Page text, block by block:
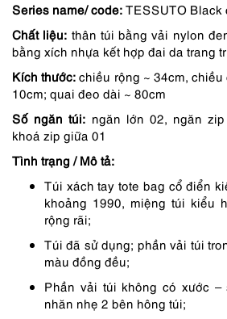
là:
8,790,000 ₫.
tại
là:
Series name/ code: TESSUTO Black
Chất liệu: thân túi bằng vải nylon
bằng xích nhựa kết hợp đai da trang
Kích thước: chiều rộng ~ 34cm,
10cm; quai đeo dài ~ 80cm
Số ngăn túi: ngăn lớn 02, ngăn
khoá zip giữa 01
Tình trạng / Mô tả:
Túi xách tay tote bag cổ điển
khoảng 1990, miệng túi kiểu
rộng rãi;
Túi đã sử dụng; phần vải túi
màu đồng đều;
Phần vải túi không có xước
nhăn nhẹ 2 bên hông túi;